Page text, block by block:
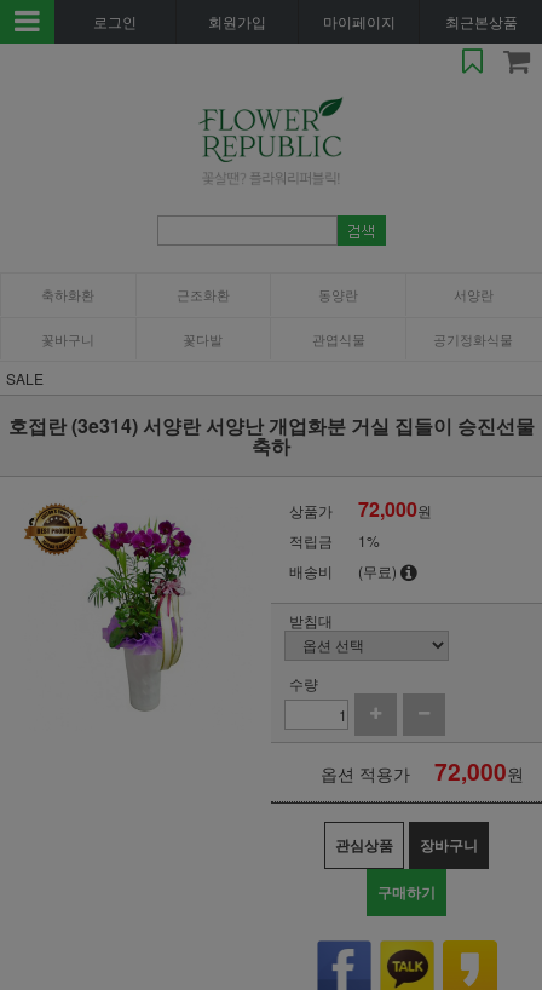
로그인 회원가입 마이페이지 최근본상품
축하화환 근조화환 동양란 서양란
꽃바구니 꽃다발 관엽식물 공기정화식물
SALE
호접란 (3e314) 서양란 서양난 개업화분 거실 집들이 승진선물
축하
상품가 72,000원
적립금
1%
배송비
(무료)
받침대
수량
옵션 적용가 72,000원
관심상품 장바구니
구매하기